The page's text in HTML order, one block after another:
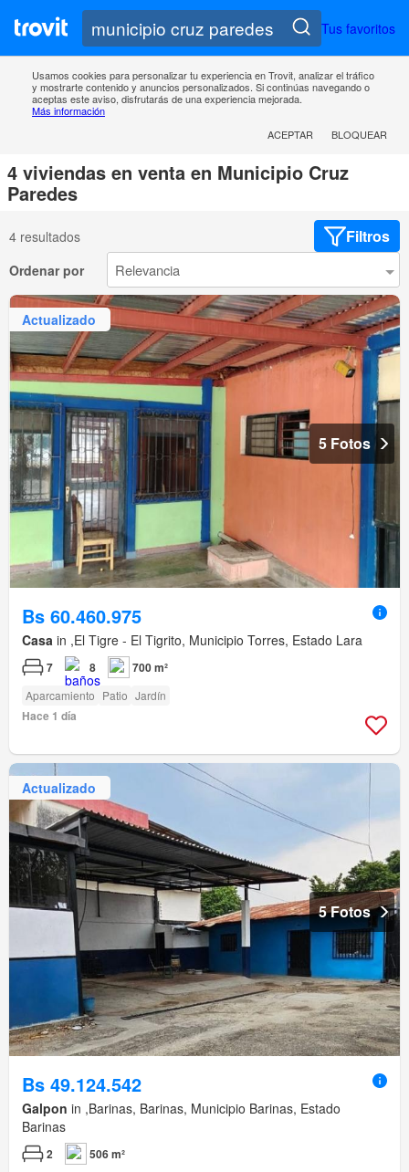
Tus favoritos
Usamos cookies para personalizar tu experiencia en Trovit, analizar el tráfico
y mostrarte contenido y anuncios personalizados. Si continúas navegando o
aceptas este aviso, disfrutarás de una experiencia mejorada.
Más información
ACEPTAR
BLOQUEAR
4 viviendas en venta en Municipio Cruz
Paredes
4 resultados Filtros
Ordenar por
Actualizado
5 Fotos
Bs 60.460.975
Casa in ,El Tigre - El Tigrito, Municipio Torres, Estado Lara
7 8 700 m²
Aparcamiento Patio Jardín
Hace 1 día
Actualizado
5 Fotos
Bs 49.124.542
Galpon in ,Barinas, Barinas, Municipio Barinas, Estado
Barinas
2 506 m²